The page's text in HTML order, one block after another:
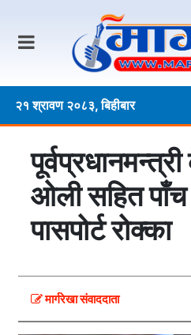
२१ श्रावण २०८३, बिहीबार
पूर्वप्रधानमन्त्री
ओली सहित
पासपोर्ट रोक्का
मार्गरेखा संवाददाता